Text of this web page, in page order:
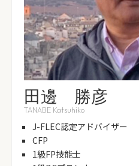
田邊 勝彦
TANABE Katsuhiko
J-FLEC認定アドバイザー
CFP
1級FP技能士